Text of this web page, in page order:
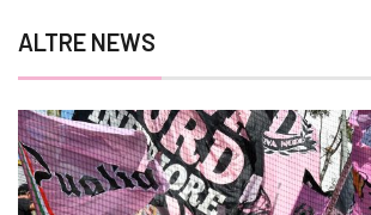
ALTRE NEWS